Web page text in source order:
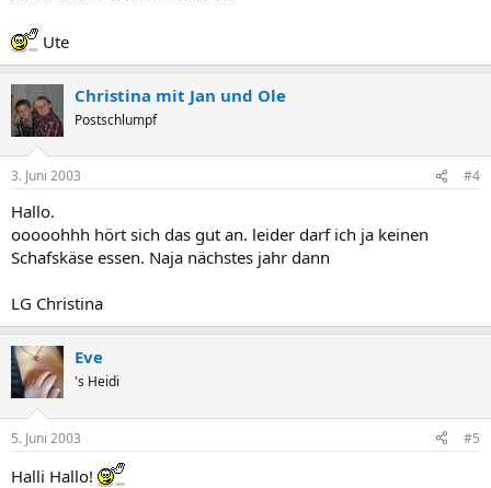
Ute
Christina mit Jan und Ole
Postschlumpf
3. Juni 2003 #4
Hallo.
ooooohhh hört sich das gut an. leider darf ich ja keinen
Schafskäse essen. Naja nächstes jahr dann
LG Christina
Eve
's Heidi
5. Juni 2003 #5
Halli Hallo!